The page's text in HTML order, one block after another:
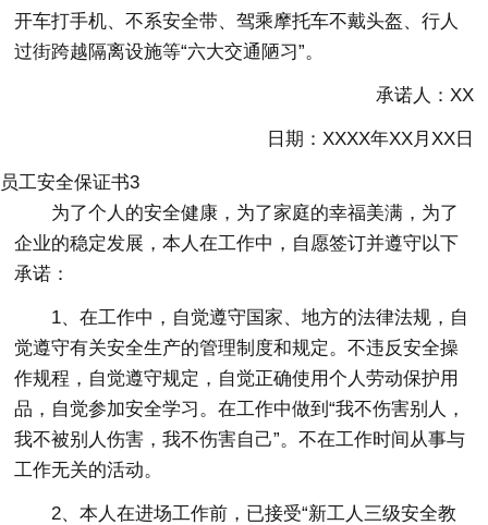
开车打手机、不系安全带、驾乘摩托车不戴头盔、行人
过街跨越隔离设施等“六大交通陋习”。
承诺人：XX
日期：XXXX年XX月XX日
员工安全保证书3
为了个人的安全健康，为了家庭的幸福美满，为了
企业的稳定发展，本人在工作中，自愿签订并遵守以下
承诺：
1、在工作中，自觉遵守国家、地方的法律法规，自
觉遵守有关安全生产的管理制度和规定。不违反安全操
作规程，自觉遵守规定，自觉正确使用个人劳动保护用
品，自觉参加安全学习。在工作中做到“我不伤害别人，
我不被别人伤害，我不伤害自己”。不在工作时间从事与
工作无关的活动。
2、本人在进场工作前，已接受“新工人三级安全教